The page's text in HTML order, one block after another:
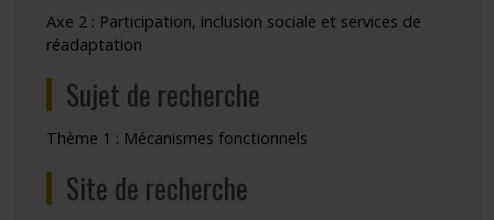
Axe 2 : Participation, inclusion sociale et services de
réadaptation
Sujet de recherche
Thème 1 : Mécanismes fonctionnels
Site de recherche